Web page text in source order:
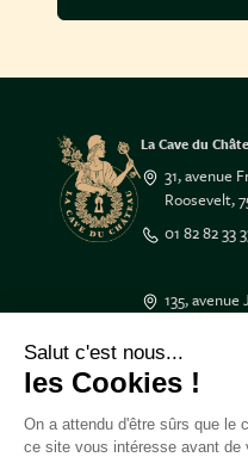
Salut c'est nous...
les Cookies !
On a attendu d'être sûrs que le
ce site vous intéresse avant de
La Cave du
31, avenue
Roosevelt,
01 82 82 33
135, avenue
05 47 50 17 17
3 Place
33000